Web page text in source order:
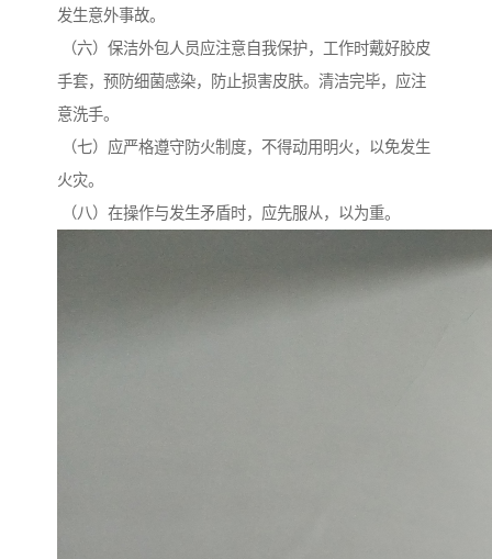
发生意外事故。
（六）保洁外包人员应注意自我保护，工作时戴好胶皮
手套，预防细菌感染，防止损害皮肤。清洁完毕，应注
意洗手。
（七）应严格遵守防火制度，不得动用明火，以免发生
火灾。
（八）在操作与发生矛盾时，应先服从，以为重。